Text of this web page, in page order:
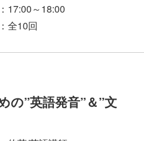
17:00～18:00
全10回
の”英語発音”＆”文